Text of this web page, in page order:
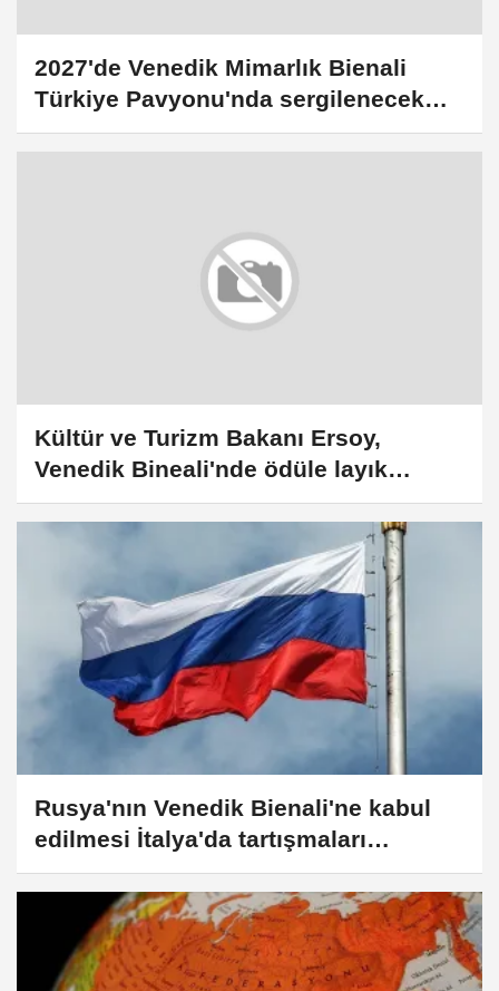
2027'de Venedik Mimarlık Bienali
Türkiye Pavyonu'nda sergilenecek
proje için başvurular açıldı
Kültür ve Turizm Bakanı Ersoy,
Venedik Bineali'nde ödüle layık
görülen Molinari ile görüştü
Rusya'nın Venedik Bienali'ne kabul
edilmesi İtalya'da tartışmaları
alevlendirdi